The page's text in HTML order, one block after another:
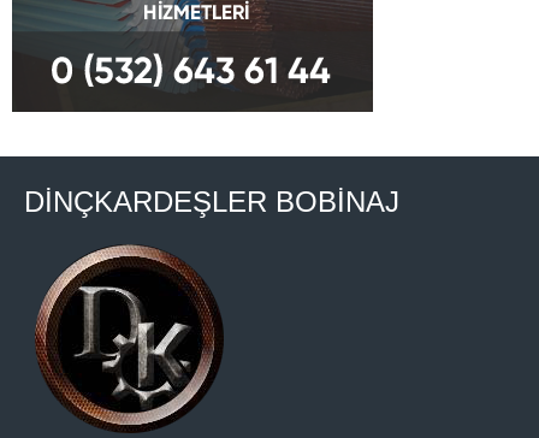
DİNÇKARDEŞLER BOBİNAJ